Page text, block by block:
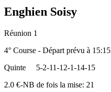
Enghien Soisy
Réunion 1
4° Course - Départ prévu à 15:15
Quinte
5-2-11-12-1-14-15
2.0 €-NB de fois la mise: 21